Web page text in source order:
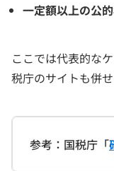
一定額以上の公
ここでは代表的な
税庁のサイトも併
参考：国税庁「